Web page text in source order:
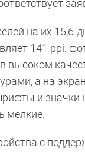
на их
141 ppi:
высоком
а на
и значки
мелкие.
с